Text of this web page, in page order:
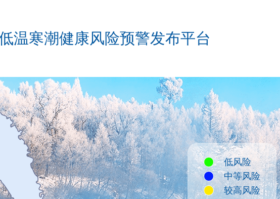
温寒潮健康风险预警发布平台
低风险
中等风险
较高风险